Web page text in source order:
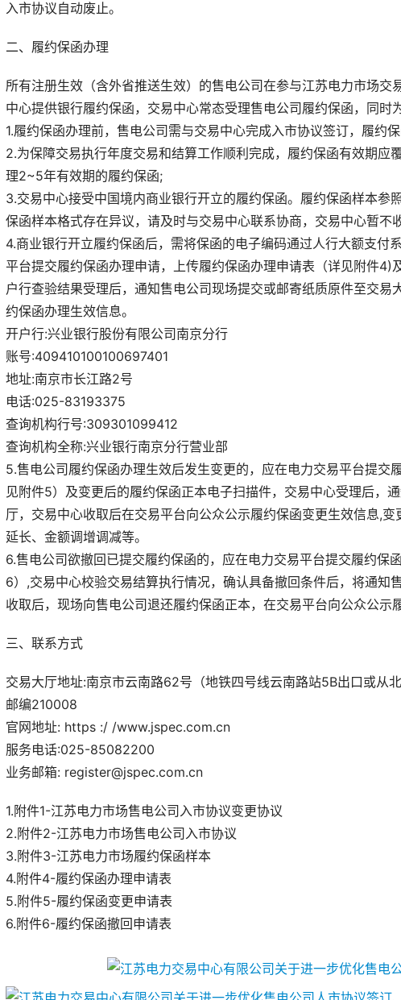
入市协议自动废止。
二、履约保函办理
所有注册生效（含外省推送生效）的售电公司在参与江苏电力市场
中心提供银行履约保函，交易中心常态受理售电公司履约保函，同时
1.履约保函办理前，售电公司需与交易中心完成入市协议签订，履约
2.为保障交易执行年度交易和结算工作顺利完成，履约保函有效期应
理2~5年有效期的履约保函;
3.交易中心接受中国境内商业银行开立的履约保函。履约保函样本参
保函样本格式存在异议，请及时与交易中心联系协商，交易中心暂不
4.商业银行开立履约保函后，需将保函的电子编码通过人行大额支付
平台提交履约保函办理申请，上传履约保函办理申请表（详见附件4)
户行查验结果受理后，通知售电公司现场提交或邮寄纸质原件至交
约保函办理生效信息。
开户行:兴业银行股份有限公司南京分行
账号:409410100100697401
地址:南京市长江路2号
电话:025-83193375
查询机构行号:309301099412
查询机构全称:兴业银行南京分行营业部
5.售电公司履约保函办理生效后发生变更的，应在电力交易平台提交
见附件5）及变更后的履约保函正本电子扫描件，交易中心受理后，
厅，交易中心收取后在交易平台向公众公示履约保函变更生效信息,
延长、金额调增调减等。
6.售电公司欲撤回已提交履约保函的，应在电力交易平台提交履约保
6）,交易中心校验交易结算执行情况，确认具备撤回条件后，将通知
收取后，现场向售电公司退还履约保函正本，在交易平台向公众公示
三、联系方式
交易大厅地址:南京市云南路62号（地铁四号线云南路站5B出口或从
邮编210008
官网地址: https :/ /www.jspec.com.cn
服务电话:025-85082200
业务邮箱: register@jspec.com.cn
1.附件1-江苏电力市场售电公司入市协议变更协议
2.附件2-江苏电力市场售电公司入市协议
3.附件3-江苏电力市场履约保函样本
4.附件4-履约保函办理申请表
5.附件5-履约保函变更申请表
6.附件6-履约保函撤回申请表